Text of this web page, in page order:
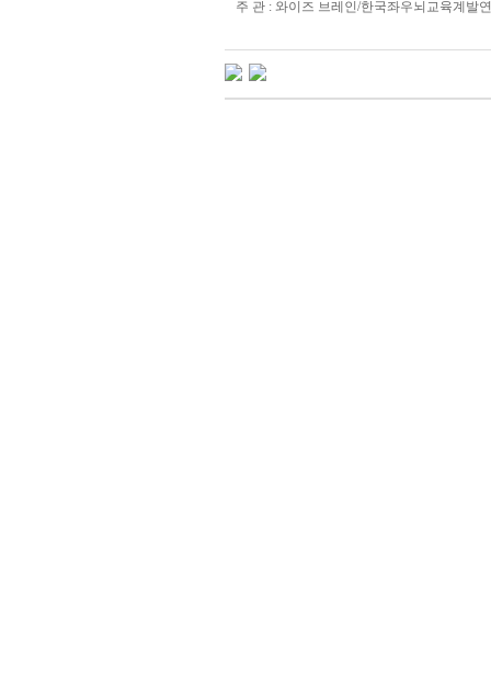
주 관 : 와이즈 브레인/한국좌우뇌교육계발